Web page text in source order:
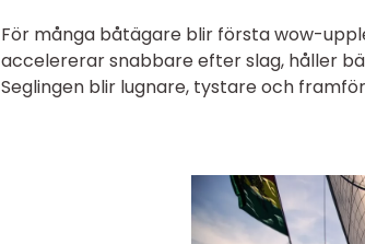
För många båtägare blir första wow-
accelererar snabbare efter slag, håller
Seglingen blir lugnare, tystare och